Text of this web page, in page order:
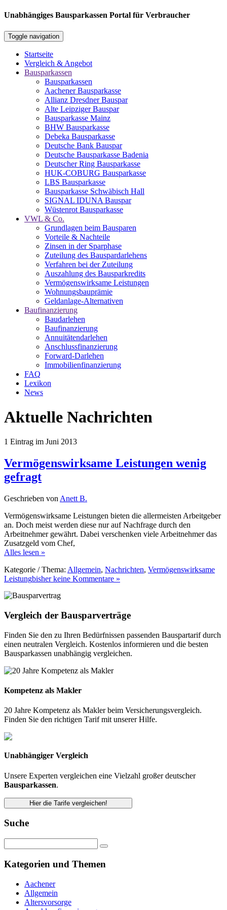
Unabhängiges Bausparkassen Portal für Verbraucher
Toggle navigation
Startseite
Vergleich & Angebot
Bausparkassen
Bausparkassen
Aachener Bausparkasse
Allianz Dresdner Bauspar
Alte Leipziger Bauspar
Bausparkasse Mainz
BHW Bausparkasse
Debeka Bausparkasse
Deutsche Bank Bauspar
Deutsche Bausparkasse Badenia
Deutscher Ring Bausparkasse
HUK-COBURG Bausparkasse
LBS Bausparkasse
Bausparkasse Schwäbisch Hall
SIGNAL IDUNA Bauspar
Wüstenrot Bausparkasse
VWL & Co.
Grundlagen beim Bausparen
Vorteile & Nachteile
Zinsen in der Sparphase
Zuteilung des Bauspardarlehens
Verfahren bei der Zuteilung
Auszahlung des Bausparkredits
Vermögenswirksame Leistungen
Wohnungsbauprämie
Geldanlage-Alternativen
Baufinanzierung
Baudarlehen
Baufinanzierung
Annuitätendarlehen
Anschlussfinanzierung
Forward-Darlehen
Immobilienfinanzierung
FAQ
Lexikon
News
Aktuelle Nachrichten
1 Eintrag im Juni 2013
Vermögenswirksame Leistungen wenig
gefragt
Geschrieben von Anett B.
Vermögenswirksame Leistungen bieten die allermeisten Arbeitgeber
an. Doch meist werden diese nur auf Nachfrage durch den
Arbeitnehmer gewährt. Dabei verschenken viele Arbeitnehmer das
Zusatzgeld vom Chef,
Alles lesen »
Kategorie / Thema: Allgemein, Nachrichten, Vermögenswirksame
Leistungbisher keine Kommentare »
Vergleich der Bausparverträge
Finden Sie den zu Ihren Bedürfnissen passenden Bauspartarif durch
einen neutralen Vergleich. Kostenlos informieren und die besten
Bausparkassen unabhängig vergleichen.
Kompetenz als Makler
20 Jahre Kompetenz als Makler beim Versicherungsvergleich.
Finden Sie den richtigen Tarif mit unserer Hilfe.
Unabhängiger Vergleich
Unsere Experten vergleichen eine Vielzahl großer deutscher
Bausparkassen.
Hier die Tarife vergleichen!
Suche
Kategorien und Themen
Aachener
Allgemein
Altersvorsorge